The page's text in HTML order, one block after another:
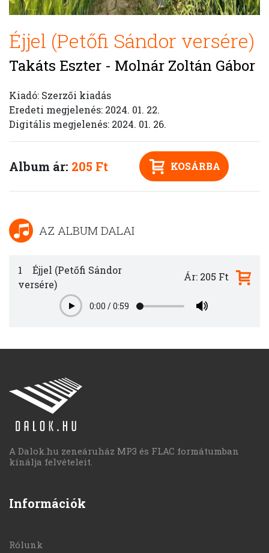
Éjjel (Petőfi Sándor versére)
Takáts Eszter - Molnár Zoltán Gábor
Kiadó: Szerzői kiadás
Eredeti megjelenés: 2024. 01. 22.
Digitális megjelenés: 2024. 01. 26.
Album ár: 205 Ft KOSÁRBA
AZ ALBUM DALAI
1
Éjjel (Petőfi Sándor
versére)
Play0:00 /0:59
Ár: 205 Ft
A Dalok.hu zeneáruház MP3 és FLAC formátumban
kínálja felvételeit.
Információk
Rólunk